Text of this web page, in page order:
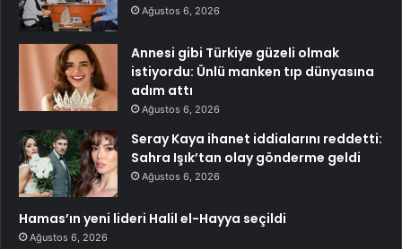
Ağustos 6, 2026
Annesi gibi Türkiye güzeli olmak
istiyordu: Ünlü manken tıp dünyasına
adım attı
Ağustos 6, 2026
Seray Kaya ihanet iddialarını reddetti:
Sahra Işık’tan olay gönderme geldi
Ağustos 6, 2026
Hamas’ın yeni lideri Halil el-Hayya seçildi
Ağustos 6, 2026